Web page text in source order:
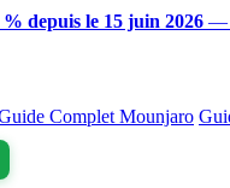
depuis le 15 juin 2026 —
Complet Mounjaro